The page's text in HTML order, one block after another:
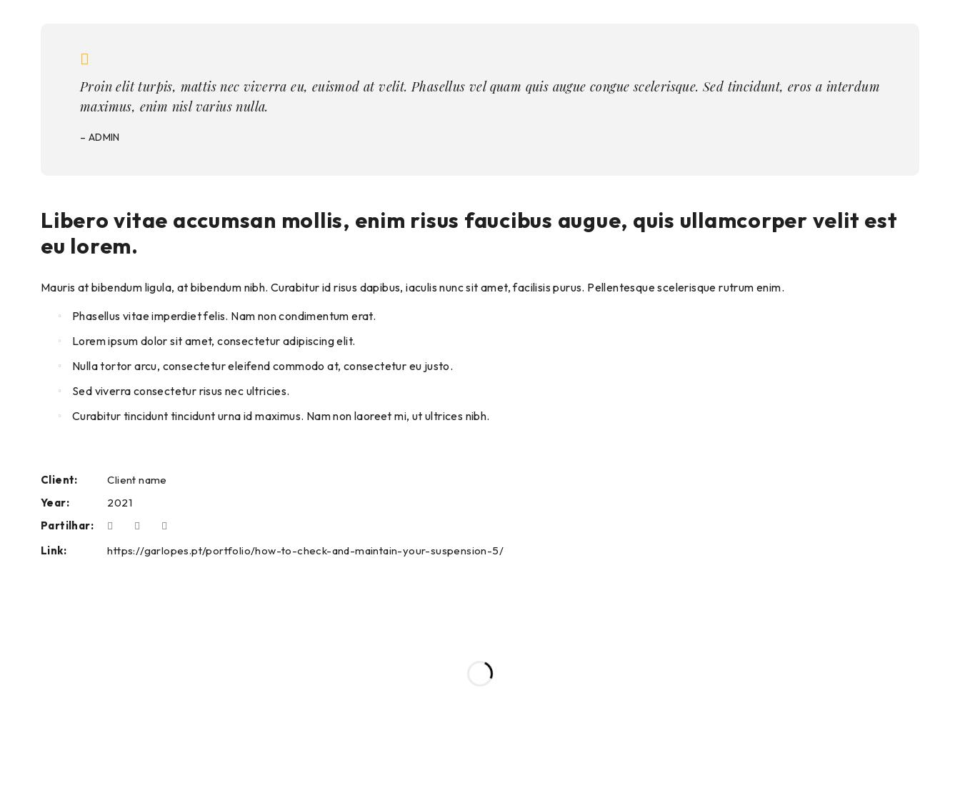
Proin elit turpis, mattis nec viverra eu, euismod at velit. Phasellus vel quam quis augue congue scelerisque. Sed tincidunt, eros a interdum
maximus, enim nisl varius nulla.
– ADMIN
Libero vitae accumsan mollis, enim risus faucibus augue, quis ullamcorper velit est
eu lorem.
Mauris at bibendum ligula, at bibendum nibh. Curabitur id risus dapibus, iaculis nunc sit amet, facilisis purus. Pellentesque scelerisque rutrum enim.
Phasellus vitae imperdiet felis. Nam non condimentum erat.
Lorem ipsum dolor sit amet, consectetur adipiscing elit.
Nulla tortor arcu, consectetur eleifend commodo at, consectetur eu justo.
Sed viverra consectetur risus nec ultricies.
Curabitur tincidunt tincidunt urna id maximus. Nam non laoreet mi, ut ultrices nibh.
Client:
Client name
Year:
2021
Partilhar:
Link:
https://garlopes.pt/portfolio/how-to-check-and-maintain-your-suspension-5/